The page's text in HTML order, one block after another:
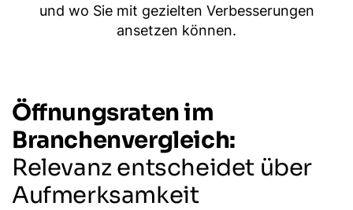
und wo Sie mit gezielten Verbesserungen
ansetzen können.
Öffnungsraten im
Branchenvergleich:
Relevanz entscheidet über
Aufmerksamkeit